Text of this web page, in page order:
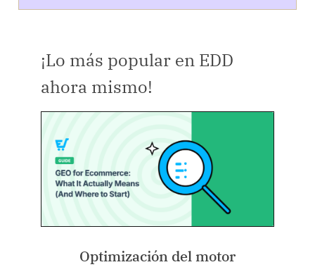
¡Lo más popular en EDD
ahora mismo!
Optimización del motor